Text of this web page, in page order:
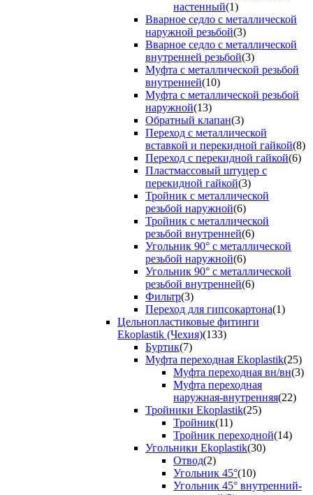
настенный(1)
Вварное седло с металлической
наружной резьбой(3)
Вварное седло с металлической
внутренней резьбой(3)
Муфта с металлической резьбой
внутренней(10)
Муфта с металлической резьбой
наружной(13)
Обратный клапан(3)
Переход с металлической
вставкой и перекидной гайкой(8)
Переход с перекидной гайкой(6)
Пластмассовый штуцер с
перекидной гайкой(3)
Тройник с металлической
резьбой наружной(6)
Тройник с металлической
резьбой внутренней(6)
Угольник 90° с металлической
резьбой наружной(6)
Угольник 90° с металлической
резьбой внутренней(6)
Фильтр(3)
Переход для гипсокартона(1)
Цельнопластиковые фитинги
Ekoplastik (Чехия)(133)
Буртик(7)
Муфта переходная Ekoplastik(25)
Муфта переходная вн/вн(3)
Муфта переходная
наружная-внутренняя(22)
Тройники Ekoplastik(25)
Тройник(11)
Тройник переходной(14)
Угольники Ekoplastik(30)
Отвод(2)
Угольник 45°(10)
Угольник 45° внутренний-